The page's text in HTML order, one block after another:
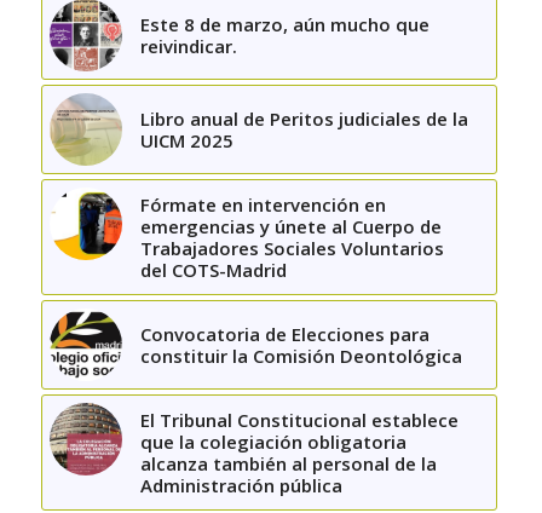
Este 8 de marzo, aún mucho que
reivindicar.
Libro anual de Peritos judiciales de la
UICM 2025
Fórmate en intervención en
emergencias y únete al Cuerpo de
Trabajadores Sociales Voluntarios
del COTS-Madrid
Convocatoria de Elecciones para
constituir la Comisión Deontológica
El Tribunal Constitucional establece
que la colegiación obligatoria
alcanza también al personal de la
Administración pública